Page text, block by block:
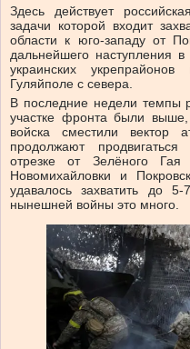
Здесь действует
задачи которой входит
области к юго-западу от
дальнейшего наступления
украинских
Гуляйполе с севера.
В последние недели темпы
участке фронта были
войска сместили вектор
продолжают
отрезке от Зелёного
Новомихайловки и
удавалось захватить до
нынешней войны это много.